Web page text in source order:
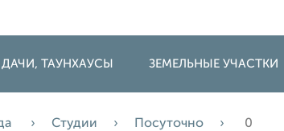
ТАУНХАУСЫ ЗЕМЕЛЬНЫЕ УЧАСТКИ
Студии Посуточно 0